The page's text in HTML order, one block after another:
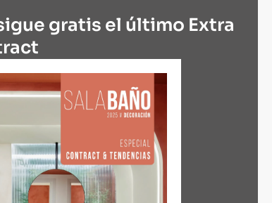
gratis el último Extra